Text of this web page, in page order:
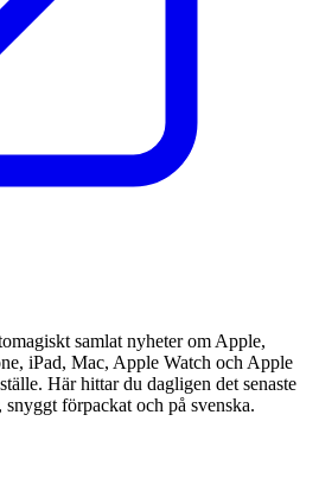
samlat nyheter om Apple,
iPad, Mac, Apple Watch och Apple
Här hittar du dagligen det senaste
förpackat och på svenska.